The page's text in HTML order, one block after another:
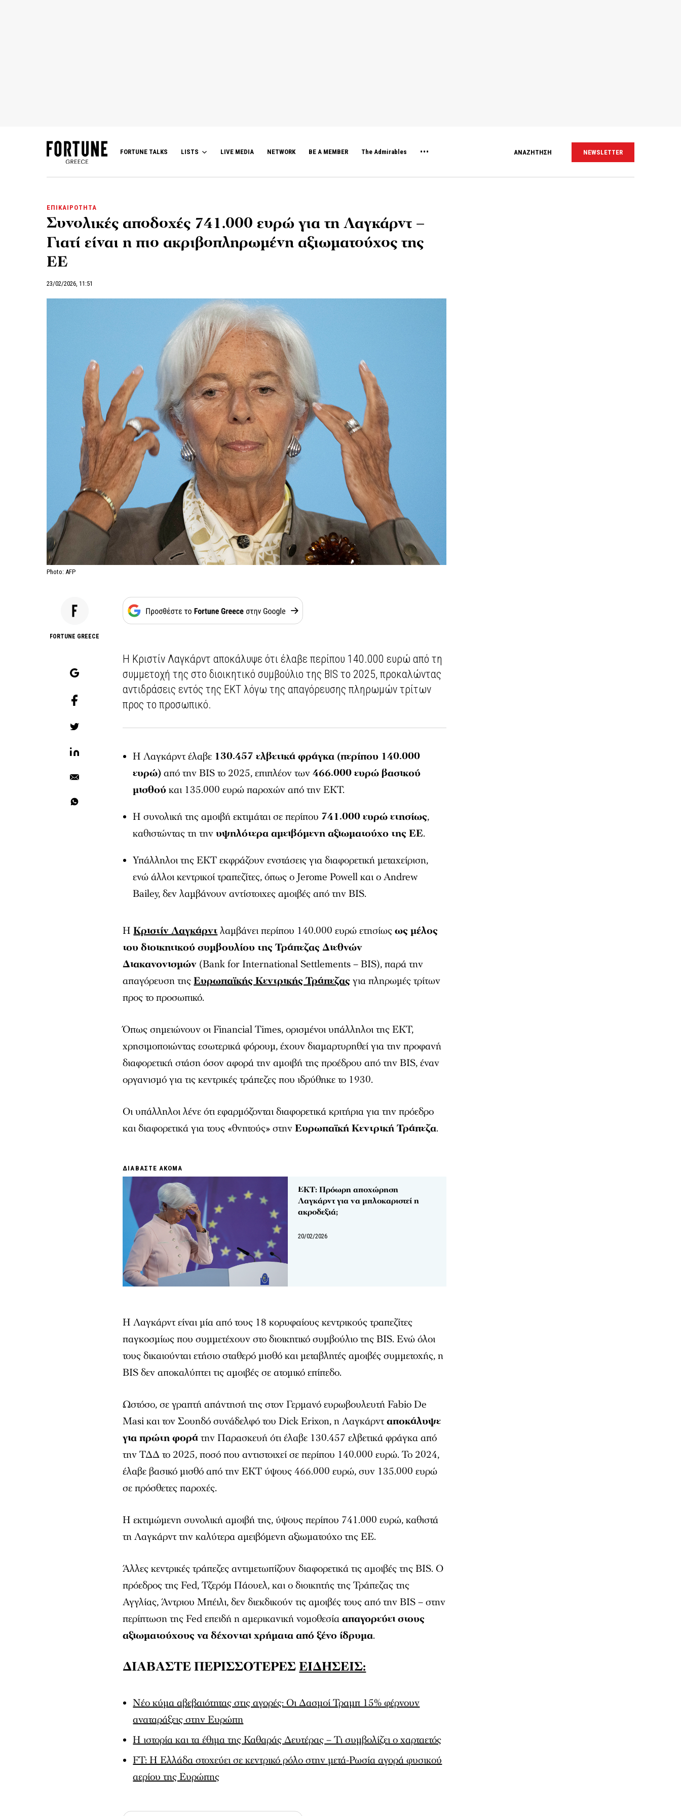
FORTUNE TALKS LISTS LIVE MEDIA NETWORK BE A MEMBER The Admirables ΑΝΑΖΗΤΗΣΗ NEWSLETTER
ΕΠΙΚΑΙΡΟΤΗΤΑ
Συνολικές αποδοχές 741.000 ευρώ για τη Λαγκάρντ –
Γιατί είναι η πιο ακριβοπληρωμένη αξιωματούχος της
ΕΕ
23/02/2026, 11:51
Photo: AFP
FORTUNE GREECE
Η Κριστίν Λαγκάρντ αποκάλυψε ότι έλαβε περίπου 140.000 ευρώ από τη
συμμετοχή της στο διοικητικό συμβούλιο της BIS το 2025, προκαλώντας
αντιδράσεις εντός της ΕΚΤ λόγω της απαγόρευσης πληρωμών τρίτων
προς το προσωπικό.
Η Λαγκάρντ έλαβε 130.457 ελβετικά φράγκα (περίπου 140.000
ευρώ)από την BIS το 2025, επιπλέον των466.000 ευρώ βασικού
μισθούκαι 135.000 ευρώ παροχών από την ΕΚΤ.
Η συνολική της αμοιβή εκτιμάται σε περίπου 741.000 ευρώ ετησίως,
καθιστώντας τη τηνυψηλότερα αμειβόμενη αξιωματούχο της ΕΕ.
Υπάλληλοι της ΕΚΤ εκφράζουν ενστάσεις για διαφορετική μεταχείριση,
ενώ άλλοι κεντρικοί τραπεζίτες, όπως ο Jerome Powellκαι οAndrew
Bailey, δεν λαμβάνουν αντίστοιχες αμοιβές από την BIS.
ΗΚριστίν Λαγκάρντλαμβάνει περίπου 140.000 ευρώ ετησίωςως μέλος
του διοικητικού συμβουλίου της Τράπεζας Διεθνών
Διακανονισμών (Bank for International Settlements – BIS), παρά την
απαγόρευση τηςΕυρωπαϊκής Κεντρικής Τράπεζας για πληρωμές τρίτων
προς το προσωπικό.
Όπως σημειώνουν οι Financial Times, ορισμένοι υπάλληλοι της ΕΚΤ,
χρησιμοποιώντας εσωτερικά φόρουμ, έχουν διαμαρτυρηθεί για την προφανή
διαφορετική στάση όσον αφορά την αμοιβή της προέδρου από την BIS, έναν
οργανισμό για τις κεντρικές τράπεζες που ιδρύθηκε το 1930.
Οι υπάλληλοι λένε ότι εφαρμόζονται διαφορετικά κριτήρια για την πρόεδρο
και διαφορετικά για τους «θνητούς» στηνΕυρωπαϊκή Κεντρική Τράπεζα.
ΔΙΑΒΑΣΤΕ ΑΚΟΜΑ
ΕΚΤ: Πρόωρη αποχώρηση
Λαγκάρντ για να μπλοκαριστεί η
ακροδεξιά;
20/02/2026
Η Λαγκάρντ είναι μία από τους 18 κορυφαίους κεντρικούς τραπεζίτες
παγκοσμίως που συμμετέχουν στο διοικητικό συμβούλιο της BIS. Ενώ όλοι
τους δικαιούνται ετήσιο σταθερό μισθό και μεταβλητές αμοιβές συμμετοχής, η
BIS δεν αποκαλύπτει τις αμοιβές σε ατομικό επίπεδο.
Ωστόσο, σε γραπτή απάντησή της στον Γερμανό ευρωβουλευτή Fabio De
Masi και τον Σουηδό συνάδελφό του Dick Erixon, η Λαγκάρνταποκάλυψε
για πρώτη φοράτην Παρασκευή ότι έλαβε 130.457 ελβετικά φράγκα από
την ΤΔΔ το 2025, ποσό που αντιστοιχεί σε περίπου 140.000 ευρώ. Το 2024,
έλαβε βασικό μισθό από την ΕΚΤ ύψους 466.000 ευρώ, συν 135.000 ευρώ
σε πρόσθετες παροχές.
Η εκτιμώμενη συνολική αμοιβή της, ύψους περίπου 741.000 ευρώ, καθιστά
τη Λαγκάρντ την καλύτερα αμειβόμενη αξιωματούχο της ΕΕ.
Άλλες κεντρικές τράπεζες αντιμετωπίζουν διαφορετικά τις αμοιβές της BIS. Ο
πρόεδρος της Fed, Τζερόμ Πάουελ, και ο διοικητής της Τράπεζας της
Αγγλίας, Άντριου Μπέιλι, δεν διεκδικούν τις αμοιβές τους από την BIS – στην
περίπτωση της Fed επειδή η αμερικανική νομοθεσίααπαγορεύει στους
αξιωματούχους να δέχονται χρήματα από ξένο ίδρυμα.
ΔΙΑΒΑΣΤΕ ΠΕΡΙΣΣΟΤΕΡΕΣ ΕΙΔΗΣΕΙΣ:
Νέο κύμα αβεβαιότητας στις αγορές: Οι Δασμοί Τραμπ 15% φέρνουν
αναταράξεις στην Ευρώπη
Η ιστορία και τα έθιμα της Καθαράς Δευτέρας – Τι συμβολίζει ο χαρταετός
FT: Η Ελλάδα στοχεύει σε κεντρικό ρόλο στην μετά-Ρωσία αγορά φυσικού
αερίου της Ευρώπης